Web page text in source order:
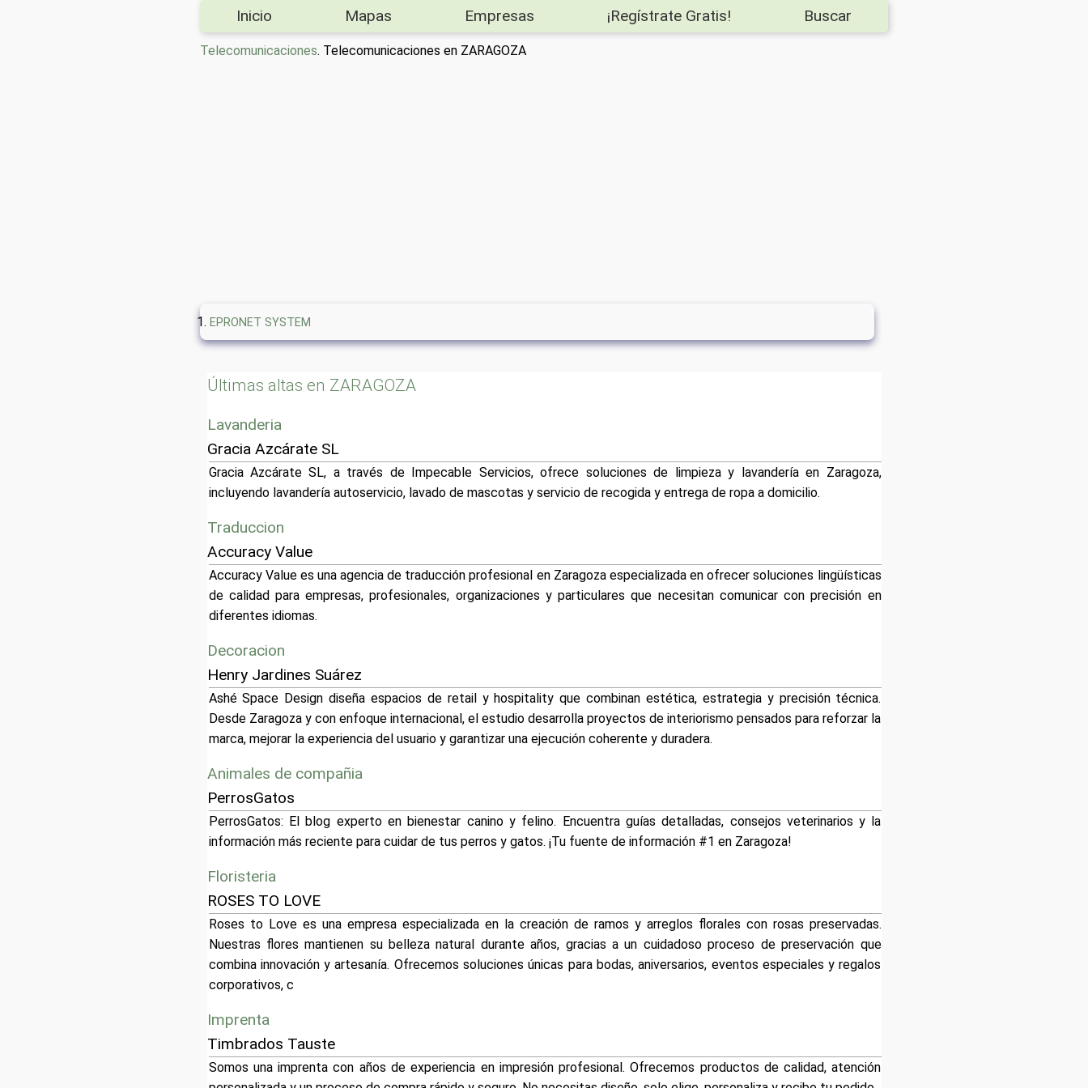
Inicio Mapas Empresas ¡Regístrate Gratis! Buscar
Telecomunicaciones. Telecomunicaciones en ZARAGOZA
EPRONET SYSTEM
Últimas altas en ZARAGOZA
Lavanderia
Gracia Azcárate SL
Gracia Azcárate SL, a través de Impecable Servicios, ofrece soluciones de limpieza y lavandería en Zaragoza,
incluyendo lavandería autoservicio, lavado de mascotas y servicio de recogida y entrega de ropa a domicilio.
Traduccion
Accuracy Value
Accuracy Value es una agencia de traducción profesional en Zaragoza especializada en ofrecer soluciones lingüísticas
de calidad para empresas, profesionales, organizaciones y particulares que necesitan comunicar con precisión en
diferentes idiomas.
Decoracion
Henry Jardines Suárez
Ashé Space Design diseña espacios de retail y hospitality que combinan estética, estrategia y precisión técnica.
Desde Zaragoza y con enfoque internacional, el estudio desarrolla proyectos de interiorismo pensados para reforzar la
marca, mejorar la experiencia del usuario y garantizar una ejecución coherente y duradera.
Animales de compañia
PerrosGatos
PerrosGatos: El blog experto en bienestar canino y felino. Encuentra guías detalladas, consejos veterinarios y la
información más reciente para cuidar de tus perros y gatos. ¡Tu fuente de información #1 en Zaragoza!
Floristeria
ROSES TO LOVE
Roses to Love es una empresa especializada en la creación de ramos y arreglos florales con rosas preservadas.
Nuestras flores mantienen su belleza natural durante años, gracias a un cuidadoso proceso de preservación que
combina innovación y artesanía. Ofrecemos soluciones únicas para bodas, aniversarios, eventos especiales y regalos
corporativos, c
Imprenta
Timbrados Tauste
Somos una imprenta con años de experiencia en impresión profesional. Ofrecemos productos de calidad, atención